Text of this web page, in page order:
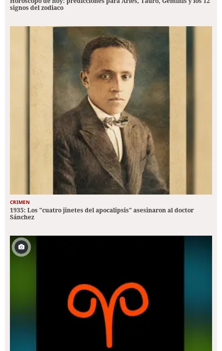
signos del zodiaco
CRIMEN
1935: Los "cuatro jinetes del apocalipsis" asesinaron al doctor
Sánchez